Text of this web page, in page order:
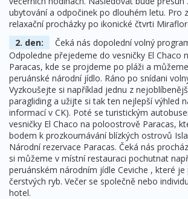
ubytování a odpočinek po dlouhém letu. Pro
relaxační procházky po ikonické čtvrti
2. den:
Čeká nás dopolední volný
Odpoledne přejedeme do vesničky El Chaco
Paracas, kde se projdeme po pláži a
peruánské národní jídlo. Ráno po snídani
Vyzkoušejte si například jednu z
paragliding a užijte si tak ten nejlepší výhled
informací v CK). Poté se turistickým
vesničky El Chaco na poloostrově Paracas,
bodem k prozkoumávání blízkých ostrovů
Národní rezervace Paracas. Čeká nás
si můžeme v místní restauraci pochutnat
peruánském národním jídle Ceviche , které
čerstvých ryb. Večer se společně nebo
hotel.